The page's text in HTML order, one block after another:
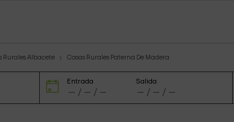
Rurales Albacete Casas Rurales Paterna De Madera
Entrada Salida